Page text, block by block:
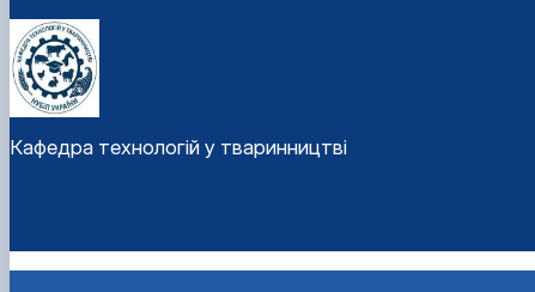
Кафедра технологій у тваринництві